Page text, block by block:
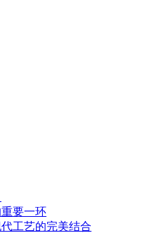
重要一环
代工艺的完美结合